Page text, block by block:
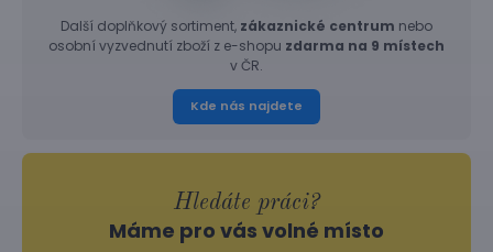
Další doplňkový sortiment, zákaznické centrum nebo
osobní vyzvednutí zboží z e-shopu zdarma na 9 místech
v ČR.
Kde nás najdete
Hledáte práci?
Máme pro vás volné místo